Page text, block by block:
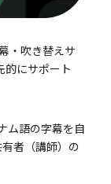
・吹き替えサ
的にサポート
ム語の字幕を自
者（講師）の